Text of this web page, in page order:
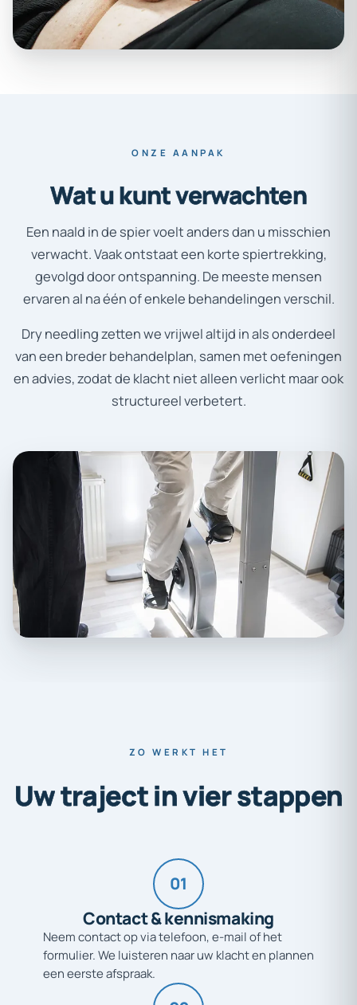
ONZE AANPAK
Watukuntverwachten
Een naald in de spier voelt anders dan u misschien
verwacht. Vaak ontstaat een korte spiertrekking,
gevolgd door ontspanning. De meeste mensen
ervaren al na één of enkele behandelingen verschil.
Dry needling zetten we vrijwel altijd in als onderdeel
van een breder behandelplan, samen met oefeningen
en advies, zodat de klacht niet alleen verlicht maar ook
structureel verbetert.
ZO WERKT HET
Uwtrajectinvierstappen
01
Contact&kennismaking
Neem contact op via telefoon, e-mail of het
formulier. We luisteren naar uw klacht en plannen
een eerste afspraak.